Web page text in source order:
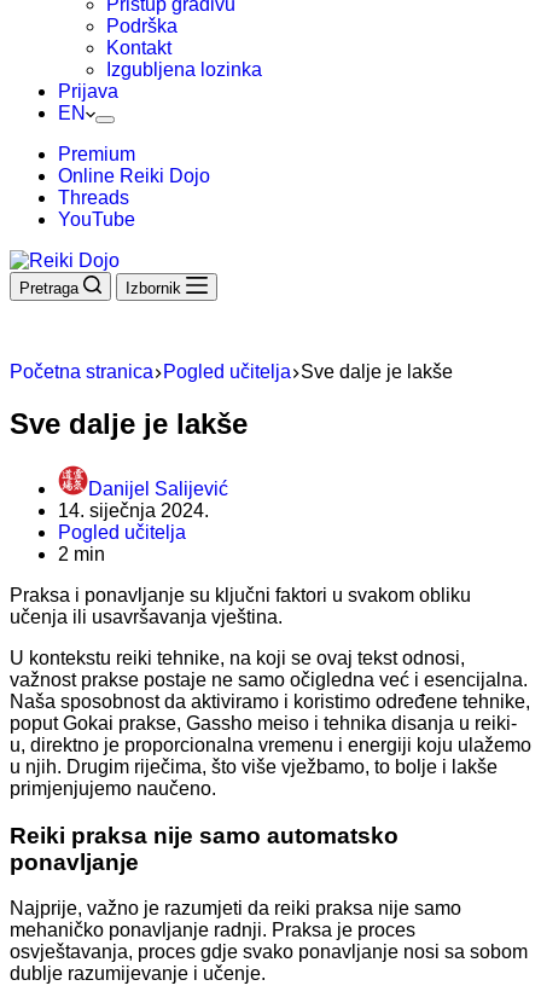
Pristup gradivu
Podrška
Kontakt
Izgubljena lozinka
Prijava
EN
Premium
Online Reiki Dojo
Threads
YouTube
Pretraga Izbornik
Početna stranica Pogled učitelja Sve dalje je lakše
Sve dalje je lakše
Danijel Salijević
14. siječnja 2024.
Pogled učitelja
2 min
Praksa i ponavljanje su ključni faktori u svakom obliku
učenja ili usavršavanja vještina.
U kontekstu reiki tehnike, na koji se ovaj tekst odnosi,
važnost prakse postaje ne samo očigledna već i esencijalna.
Naša sposobnost da aktiviramo i koristimo određene tehnike,
poput Gokai prakse, Gassho meiso i tehnika disanja u reiki-
u, direktno je proporcionalna vremenu i energiji koju ulažemo
u njih. Drugim riječima, što više vježbamo, to bolje i lakše
primjenjujemo naučeno.
Reiki praksa nije samo automatsko
ponavljanje
Najprije, važno je razumjeti da reiki praksa nije samo
mehaničko ponavljanje radnji. Praksa je proces
osvještavanja, proces gdje svako ponavljanje nosi sa sobom
dublje razumijevanje i učenje.